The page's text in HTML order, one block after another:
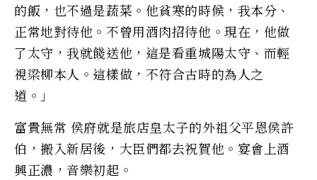
的飯，也不過是蔬菜。他貧寒的時候，我本分、
正常地對待他。不曾用酒肉招待他。現在，他做
了太守，我就餞送他，這是看重城陽太守、而輕
視梁柳本人。這樣做，不符合古時的為人之
道。」
富貴無常 侯府就是旅店皇太子的外祖父平恩侯許
伯，搬入新居後，大臣們都去祝賀他。宴會上酒
興正濃，音樂初起。